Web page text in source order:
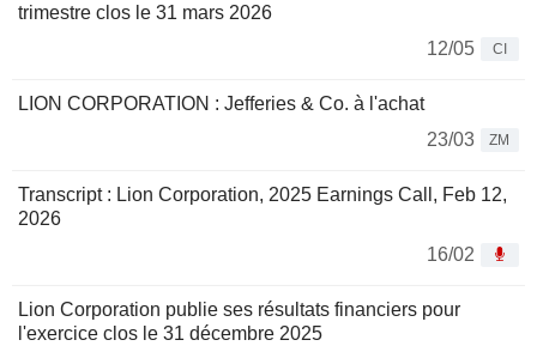
trimestre clos le 31 mars 2026
12/05
CI
LION CORPORATION : Jefferies & Co. à l'achat
23/03
ZM
Transcript : Lion Corporation, 2025 Earnings Call, Feb 12,
2026
16/02
Lion Corporation publie ses résultats financiers pour
l'exercice clos le 31 décembre 2025